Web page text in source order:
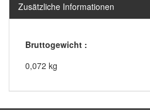
Zusätzliche Informationen
Bruttogewicht :
0,072 kg